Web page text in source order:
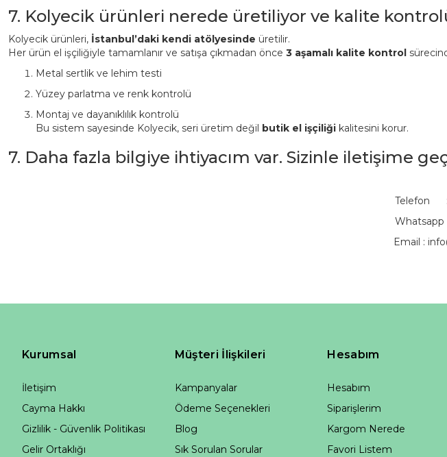
7. Kolyecik ürünleri nerede üretiliyor ve kalite
Kolyecik ürünleri, İstanbul’daki kendi atölyesinde üretilir.
Her ürün el işçiliğiyle tamamlanır ve satışa çıkmadan önce 3 aşamalı kalite kontrol
Metal sertlik ve lehim testi
Yüzey parlatma ve renk kontrolü
Montaj ve dayanıklılık kontrolü
Bu sistem sayesinde Kolyecik, seri üretim değil butik el işçiliği kalitesini korur.
7. Daha fazla bilgiye ihtiyacım var. Sizinle iletişime
Telefon :
Whatsapp
Email :
Kurumsal
İletişim
Cayma Hakkı
Gizlilik - Güvenlik Politikası
Gelir Ortaklığı
Müşteri İlişkileri
Kampanyalar
Ödeme Seçenekleri
Blog
Sık Sorulan Sorular
Hesabım
Hesabım
Siparişlerim
Kargom Nerede
Favori Listem